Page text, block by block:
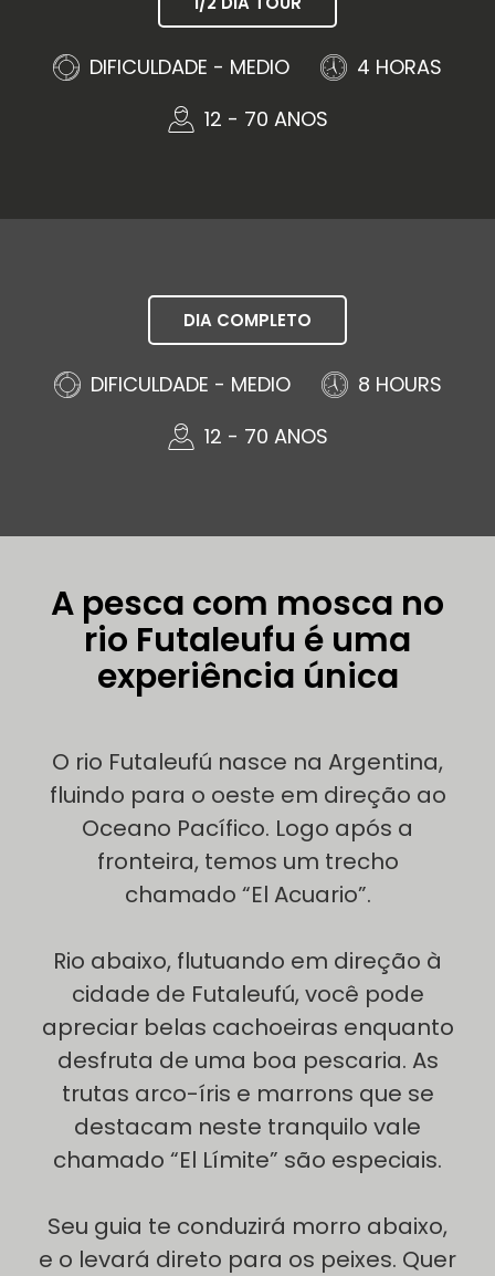
DIFICULDADE - MEDIO
4 HORAS
12 - 70 ANOS
DIA COMPLETO
DIFICULDADE - MEDIO
8 HOURS
12 - 70 ANOS
A pesca com mosca no
rio Futaleufu é uma
experiência única
O rio Futaleufú nasce na Argentina,
fluindo para o oeste em direção ao
Oceano Pacífico. Logo após a
fronteira, temos um trecho
chamado “El Acuario”.
Rio abaixo, flutuando em direção à
cidade de Futaleufú, você pode
apreciar belas cachoeiras enquanto
desfruta de uma boa pescaria. As
trutas arco-íris e marrons que se
destacam neste tranquilo vale
chamado “El Límite” são especiais.
Seu guia te conduzirá morro abaixo,
e o levará direto para os peixes. Quer